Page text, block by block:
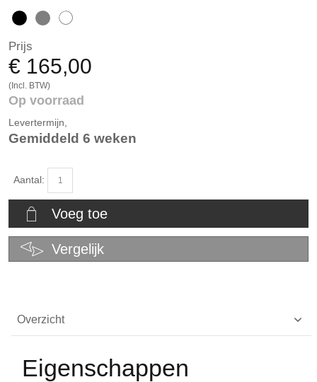
Prijs
€ 165,00
(Incl. BTW)
Op voorraad
Levertermijn,
Gemiddeld 6 weken
Aantal:
Voeg toe
Vergelijk
Overzicht
Eigenschappen